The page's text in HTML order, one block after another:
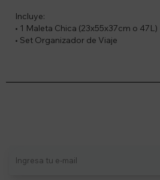
Incluye:
• 1 Maleta Chica (23x55x37cm o 47L)
• Set Organizador de Viaje